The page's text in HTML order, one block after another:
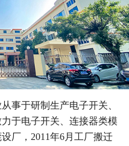
事于研制生产电子开关、
于电子开关、连接器类模
厂，2011年6月工厂搬迁